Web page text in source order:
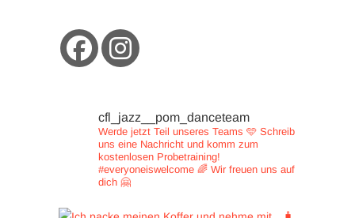
cfl_jazz__pom_danceteam
Werde jetzt Teil unseres Teams 🩵 Schreib
uns eine Nachricht und komm zum
kostenlosen Probetraining!
#everyoneiswelcome 🌈 Wir freuen uns auf
dich 🤗